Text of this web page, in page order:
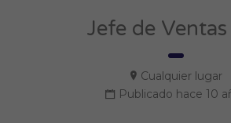
Jefe de Ventas
Cualquier lugar
Publicado hace 10